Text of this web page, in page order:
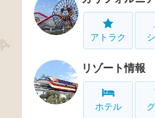
アトラク
リゾート情報
ホテル